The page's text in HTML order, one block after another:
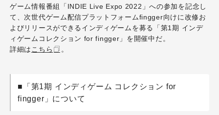
ゲーム情報番組「INDIE Live Expo 2022」への参加を記念し
て、次世代ゲーム配信プラットフォームfingger向けに改修お
よびリリースができるインディゲームを募る「第1期 インデ
ィゲームコレクション for fingger」を開催中だ。
詳細は こちら 。
■「第1期 インディゲーム コレクション for
fingger」について